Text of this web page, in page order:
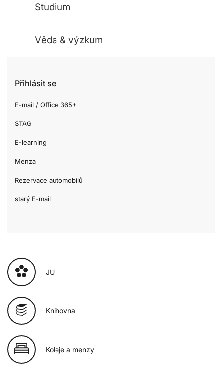
Studium
Věda & výzkum
Přihlásit se
E-mail / Office 365+
STAG
E-learning
Menza
Rezervace automobilů
starý E-mail
JU
Knihovna
Koleje a menzy